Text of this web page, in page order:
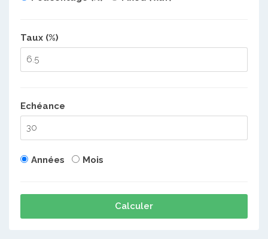
Taux (%)
Echéance
Années Mois
Calculer